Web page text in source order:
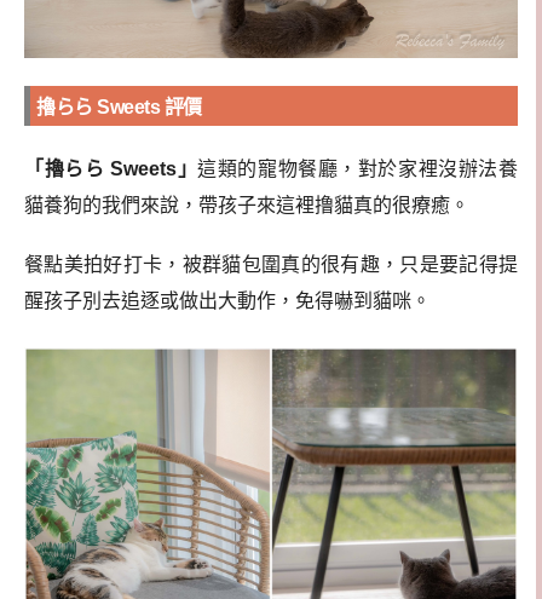
擼らら Sweets 評價
「擼らら Sweets」這類的寵物餐廳，對於家裡沒辦法養
貓養狗的我們來說，帶孩子來這裡撸貓真的很療癒。
餐點美拍好打卡，被群貓包圍真的很有趣，只是要記得提
醒孩子別去追逐或做出大動作，免得嚇到貓咪。